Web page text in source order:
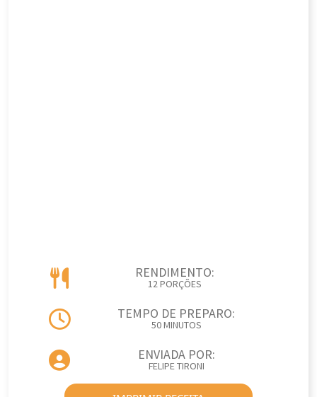
RENDIMENTO:
12 PORÇÕES
TEMPO DE PREPARO:
50 MINUTOS
ENVIADA POR:
FELIPE TIRONI